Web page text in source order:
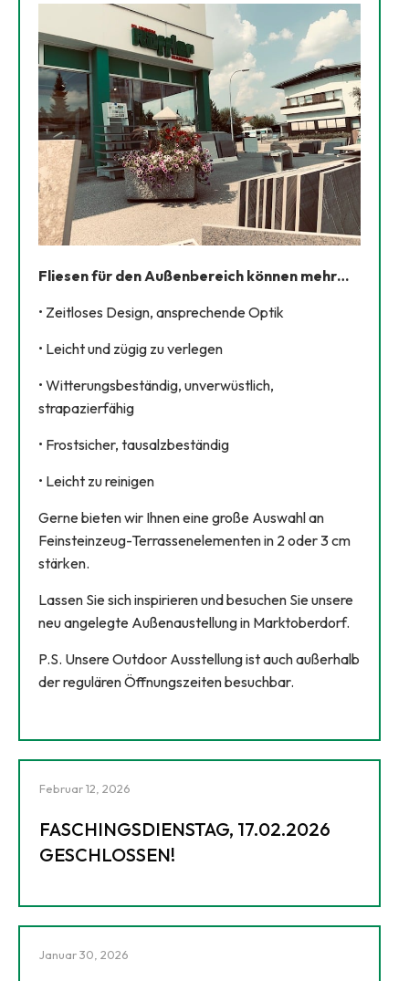
Fliesen für den Außenbereich können mehr…
• Zeitloses Design, ansprechende Optik
• Leicht und zügig zu verlegen
• Witterungsbeständig, unverwüstlich,
strapazierfähig
• Frostsicher, tausalzbeständig
• Leicht zu reinigen
Gerne bieten wir Ihnen eine große Auswahl an
Feinsteinzeug-Terrassenelementen in 2 oder 3 cm
stärken.
Lassen Sie sich inspirieren und besuchen Sie unsere
neu angelegte Außenaustellung in Marktoberdorf.
P.S. Unsere Outdoor Ausstellung ist auch außerhalb
der regulären Öffnungszeiten besuchbar.
Februar 12, 2026
FASCHINGSDIENSTAG, 17.02.2026
GESCHLOSSEN!
Januar 30, 2026